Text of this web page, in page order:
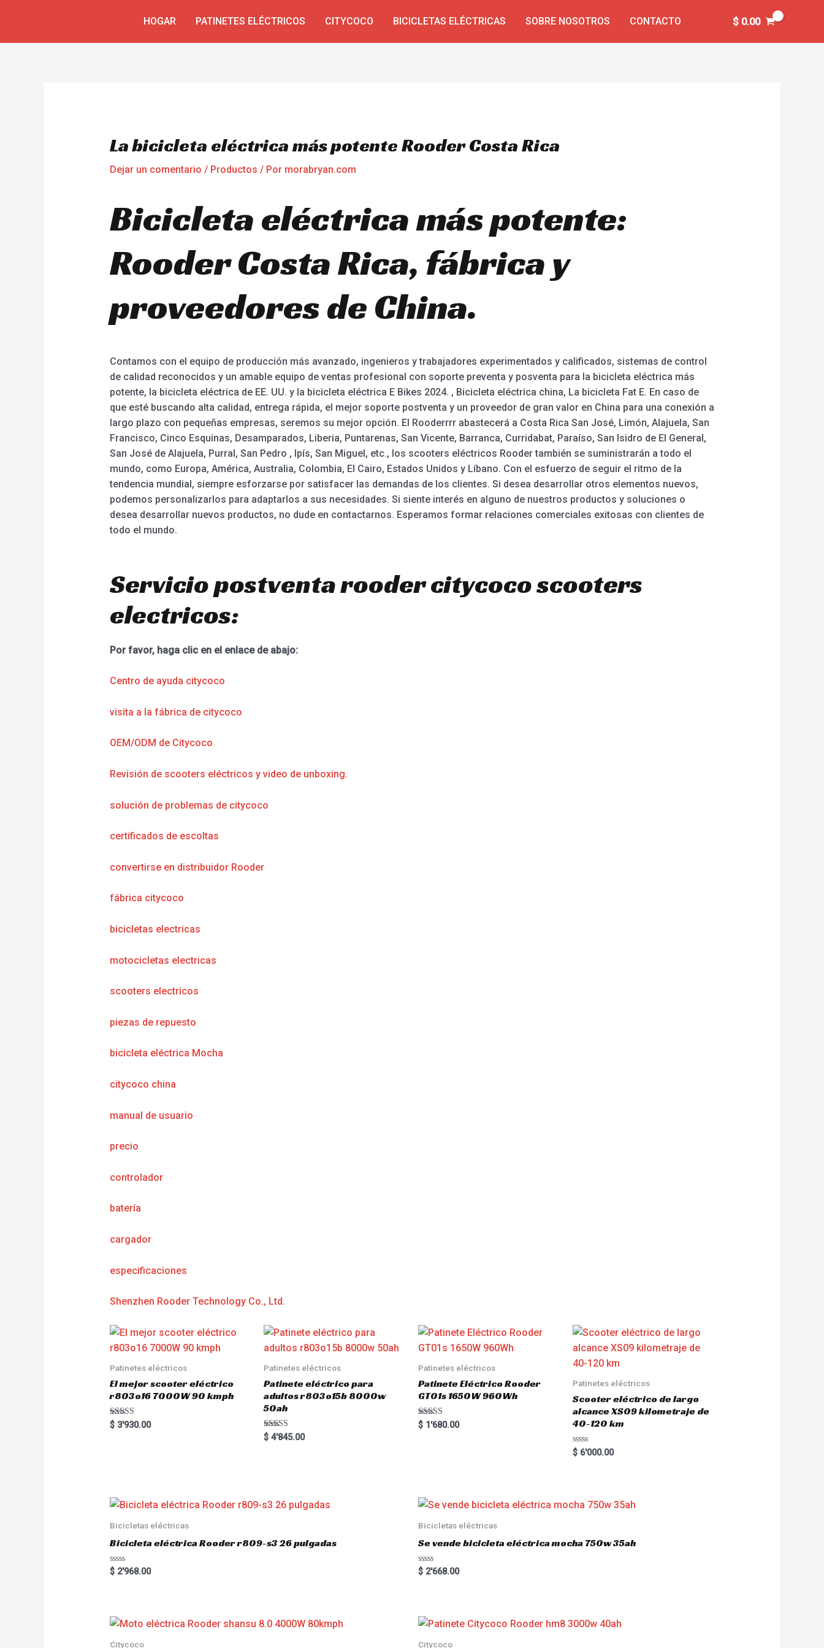
HOGAR PATINETES ELÉCTRICOS CITYCOCO BICICLETAS ELÉCTRICAS SOBRE NOSOTROS CONTACTO $0.00
La bicicleta eléctrica más potente Rooder Costa Rica
Dejar un comentario / Productos / Por morabryan.com
Bicicleta eléctrica más potente:
Rooder Costa Rica, fábrica y
proveedores de China.
Contamos con el equipo de producción más avanzado, ingenieros y trabajadores experimentados y calificados, sistemas de control
de calidad reconocidos y un amable equipo de ventas profesional con soporte preventa y posventa para la bicicleta eléctrica más
potente, la bicicleta eléctrica de EE. UU. y la bicicleta eléctrica E Bikes 2024. , Bicicleta eléctrica china, La bicicleta Fat E. En caso de
que esté buscando alta calidad, entrega rápida, el mejor soporte postventa y un proveedor de gran valor en China para una conexión a
largo plazo con pequeñas empresas, seremos su mejor opción. El Rooderrrr abastecerá a Costa Rica San José, Limón, Alajuela, San
Francisco, Cinco Esquinas, Desamparados, Liberia, Puntarenas, San Vicente, Barranca, Curridabat, Paraíso, San Isidro de El General,
San José de Alajuela, Purral, San Pedro , Ipís, San Miguel, etc., los scooters eléctricos Rooder también se suministrarán a todo el
mundo, como Europa, América, Australia, Colombia, El Cairo, Estados Unidos y Líbano. Con el esfuerzo de seguir el ritmo de la
tendencia mundial, siempre esforzarse por satisfacer las demandas de los clientes. Si desea desarrollar otros elementos nuevos,
podemos personalizarlos para adaptarlos a sus necesidades. Si siente interés en alguno de nuestros productos y soluciones o
desea desarrollar nuevos productos, no dude en contactarnos. Esperamos formar relaciones comerciales exitosas con clientes de
todo el mundo.
Servicio postventa rooder citycoco scooters
electricos:
Por favor, haga clic en el enlace de abajo:
Centro de ayuda citycoco
visita a la fábrica de citycoco
OEM/ODM de Citycoco
Revisión de scooters eléctricos y video de unboxing.
solución de problemas de citycoco
certificados de escoltas
convertirse en distribuidor Rooder
fábrica citycoco
bicicletas electricas
motocicletas electricas
scooters electricos
piezas de repuesto
bicicleta eléctrica Mocha
citycoco china
manual de usuario
precio
controlador
batería
cargador
especificaciones
Shenzhen Rooder Technology Co., Ltd.
Patinetes eléctricos
El mejor scooter eléctrico
r803o16 7000W 90 kmph
Rated
5.00
$3'930.00
Patinetes eléctricos
Patinete eléctrico para
adultos r803o15b 8000w
50ah
Rated
5.00
$ 4'845.00
Patinetes eléctricos
Patinete Eléctrico Rooder
GT01s 1650W 960Wh
Rated
5.00
$ 1'680.00
Patinetes eléctricos
Scooter eléctrico de largo
alcance XS09 kilometraje de
40-120 km
R
a
o
u
5
$6'000.00
Bicicletas eléctricas
Bicicleta eléctrica Rooder r809-s3 26 pulgadas
R
a
o
u
o
$2'968.00
Bicicletas eléctricas
Se vende bicicleta eléctrica mocha 750w 35ah
R
a
o
u
o
$ 2'668.00
Citycoco Citycoco